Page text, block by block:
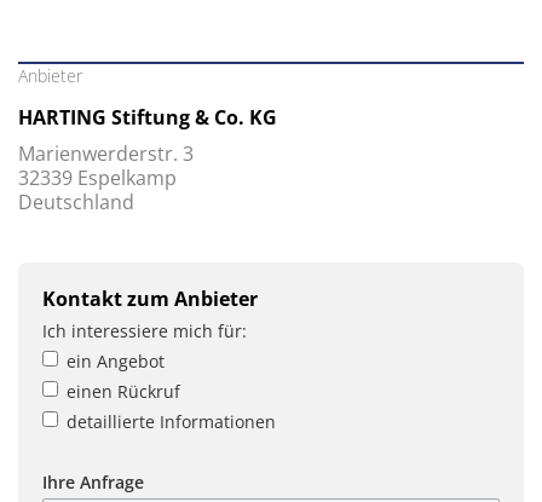
Anbieter
HARTING Stiftung & Co. KG
Marienwerderstr. 3
32339 Espelkamp
Deutschland
Kontakt zum Anbieter
Ich interessiere mich für:
ein Angebot
einen Rückruf
detaillierte Informationen
Ihre Anfrage